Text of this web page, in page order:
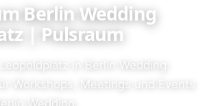
Berlin Wedding
| Pulsraum
in Berlin Wedding:
Workshops, Meetings und Events